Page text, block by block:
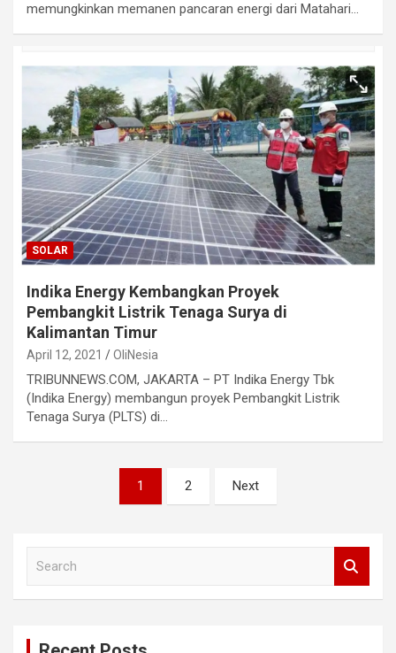
memungkinkan memanen pancaran energi dari Matahari…
SOLAR
Indika Energy Kembangkan Proyek
Pembangkit Listrik Tenaga Surya di
Kalimantan Timur
April 12, 2021 OliNesia
TRIBUNNEWS.COM, JAKARTA – PT Indika Energy Tbk
(Indika Energy) membangun proyek Pembangkit Listrik
Tenaga Surya (PLTS) di…
1 2 Next